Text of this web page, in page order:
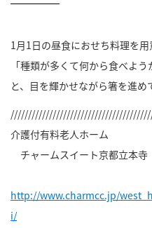
1月1日の昼食におせち料理を用
「種類が多くて何から食べよう
と、目を輝かせながら箸を進め
介護付有料老人ホーム
チャームスイート京都立本寺
http://www.charmcc.jp/
i/